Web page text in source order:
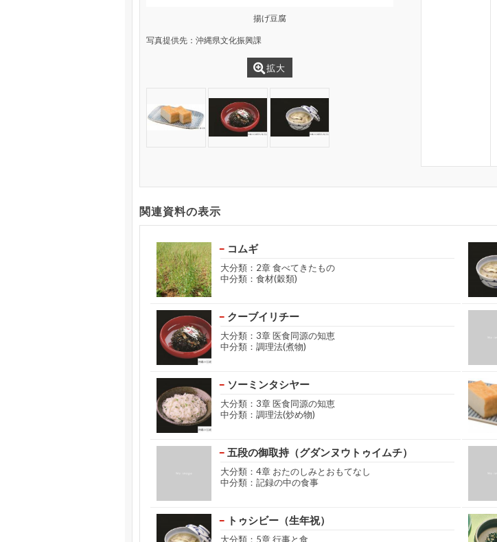
揚げ豆腐
写真提供先：沖縄県文化振興課
拡大
関連資料の表示
コムギ
大分類：2章 食べてきたもの
中分類：食材(穀類)
クーブイリチー
大分類：3章 医食同源の知恵
中分類：調理法(煮物)
ソーミンタシヤー
大分類：3章 医食同源の知恵
中分類：調理法(炒め物)
五段の御取持（グダンヌウトゥイムチ）
大分類：4章 おたのしみとおもてなし
中分類：記録の中の食事
トゥシビー（生年祝）
大分類：5章 行事と食